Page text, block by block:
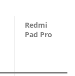
Redmi
Pad Pro